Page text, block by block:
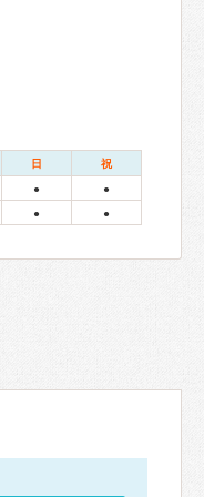
日 祝
●
●
● ●